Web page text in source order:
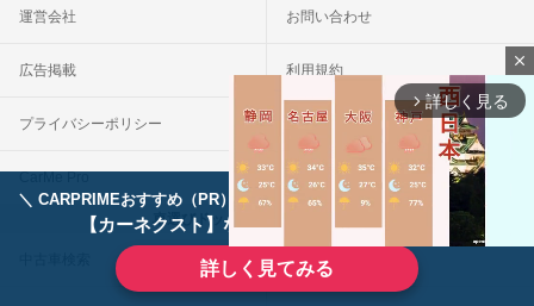
＼ CARPRIMEおすすめ（PR） ／ディーラーで手放すのはもったいない！
【カーネクスト】ならどんなクルマも高価買取
詳しく見てみる
運営会社 お問い合わせ
広告掲載 利用規約
プライバシーポリシー 外部送信について
CarMe自動車保険
車選びドットコム（連携サービス）
車買取一括査定
close
arrow_forward_ios 詳しく見る